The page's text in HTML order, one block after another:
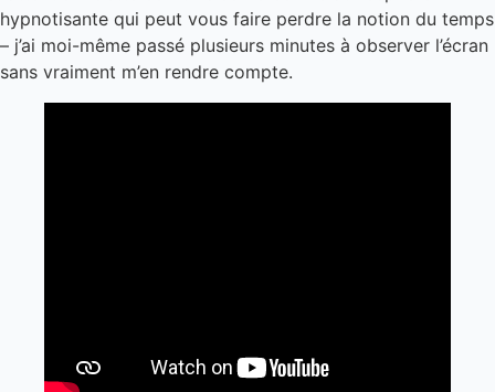
hypnotisante qui peut vous faire perdre la notion du temps
– j’ai moi-même passé plusieurs minutes à observer l’écran
sans vraiment m’en rendre compte.